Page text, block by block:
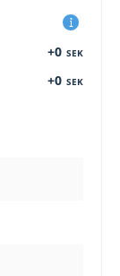
+0 SEK
+0 SEK